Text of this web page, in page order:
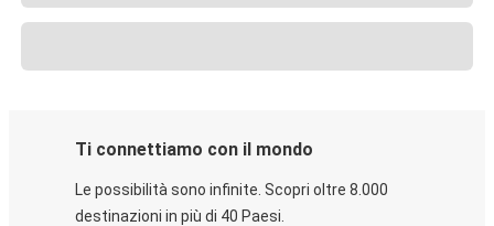
Ti connettiamo con il mondo
Le possibilità sono infinite. Scopri oltre 8.000
destinazioni in più di 40 Paesi.